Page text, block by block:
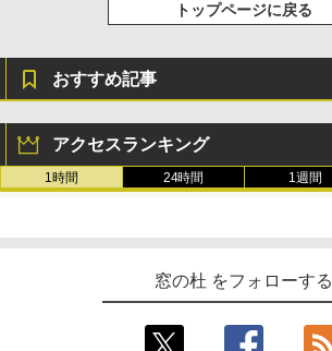
トップページに戻る
おすすめ記事
アクセスランキング
1時間 24時間 1週間
窓の杜 をフォローする